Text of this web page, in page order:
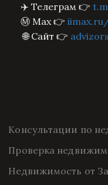
✈️ Телеграм 👉
Ⓜ️ Max 👉
🌐 Сайт 👉
Консультации по
Проверка
Недвижимость от